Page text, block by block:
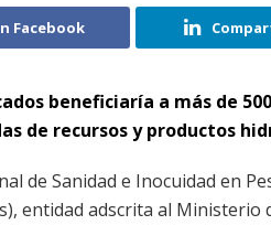
Facebook
beneficiaría a más de
de recursos y productos
de Sanidad e Inocuidad en
entidad adscrita al Ministerio